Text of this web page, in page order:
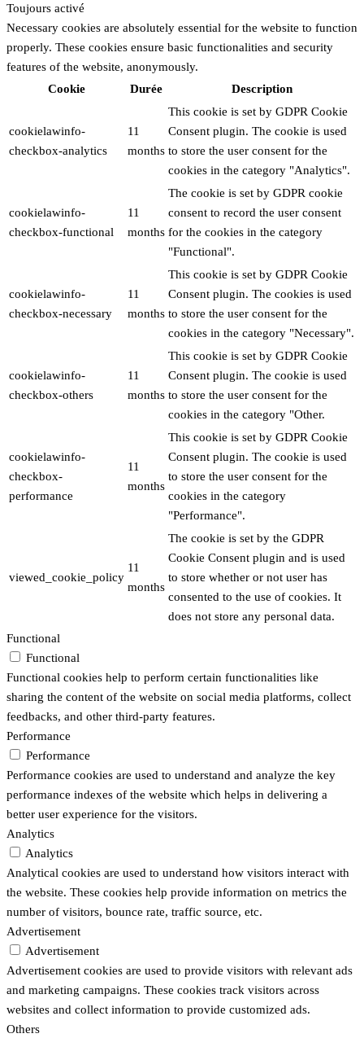
Toujours activé
Necessary cookies are absolutely essential for the website to function
properly. These cookies ensure basic functionalities and security
features of the website, anonymously.
Cookie
Durée Description
cookielawinfo-
checkbox-analytics
11
months
This cookie is set by GDPR Cookie
Consent plugin. The cookie is used
to store the user consent for the
cookies in the category "Analytics".
cookielawinfo-
checkbox-functional
11
months
The cookie is set by GDPR cookie
consent to record the user consent
for the cookies in the category
"Functional".
cookielawinfo-
checkbox-necessary
11
months
This cookie is set by GDPR Cookie
Consent plugin. The cookies is used
to store the user consent for the
cookies in the category "Necessary".
cookielawinfo-
checkbox-others
11
months
This cookie is set by GDPR Cookie
Consent plugin. The cookie is used
to store the user consent for the
cookies in the category "Other.
cookielawinfo-
checkbox-
performance
11
months
This cookie is set by GDPR Cookie
Consent plugin. The cookie is used
to store the user consent for the
cookies in the category
"Performance".
viewed_cookie_policy
11
months
The cookie is set by the GDPR
Cookie Consent plugin and is used
to store whether or not user has
consented to the use of cookies. It
does not store any personal data.
Functional
Functional
Functional cookies help to perform certain functionalities like
sharing the content of the website on social media platforms, collect
feedbacks, and other third-party features.
Performance
Performance
Performance cookies are used to understand and analyze the key
performance indexes of the website which helps in delivering a
better user experience for the visitors.
Analytics
Analytics
Analytical cookies are used to understand how visitors interact with
the website. These cookies help provide information on metrics the
number of visitors, bounce rate, traffic source, etc.
Advertisement
Advertisement
Advertisement cookies are used to provide visitors with relevant ads
and marketing campaigns. These cookies track visitors across
websites and collect information to provide customized ads.
Others